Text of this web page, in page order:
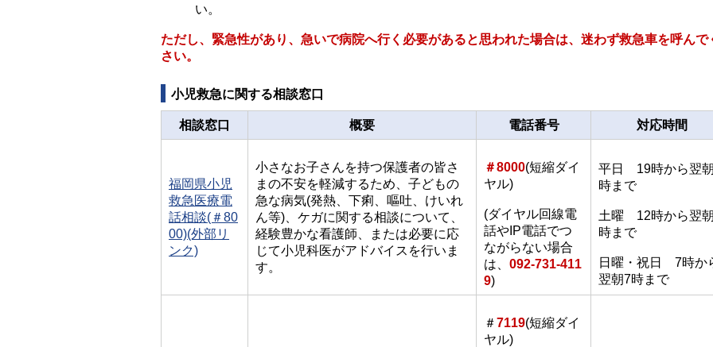
い。
ただし、緊急性があり、急いで病院へ行く必要があると思われた場合は、迷わず救急車を呼んで
さい。
小児救急に関する相談窓口
相談窓口 概要 電話番号 対応時間
福岡県小児
救急医療電
話相談(＃80
00)(外部リ
ンク)
小さなお子さんを持つ保護者の皆さ
まの不安を軽減するため、子どもの
急な病気(発熱、下痢、嘔吐、けいれ
ん等)、ケガに関する相談について、
経験豊かな看護師、または必要に応
じて小児科医がアドバイスを行いま
す。
＃8000(短縮ダイ
ヤル)
(ダイヤル回線電
話やIP電話でつ
ながらない場合
は、 092-731-411
9)
平日 19時から翌
時まで
土曜 12時から翌
時まで
日曜・祝日 7時か
翌朝7時まで
＃7119(短縮ダイ
ヤル)